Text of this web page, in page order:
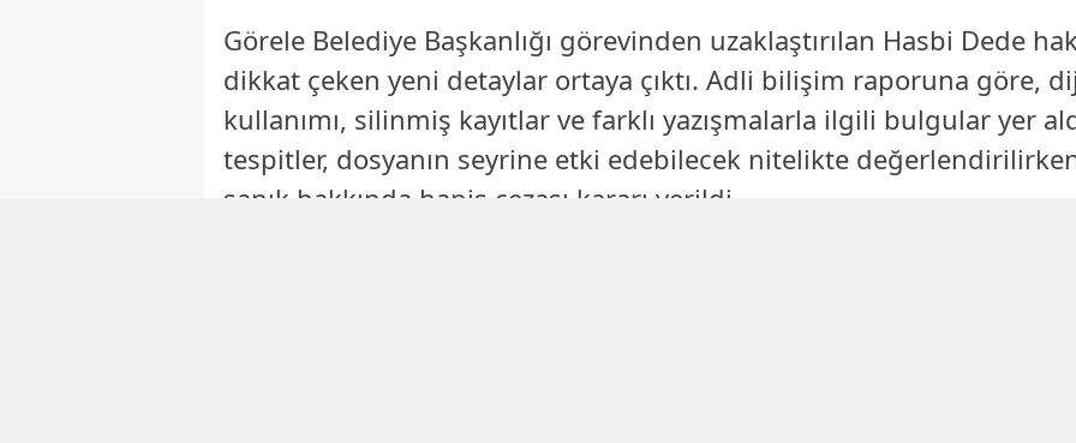
Görele Belediye Başkanlığı görevinden uzaklaştırılan Hasbi Dede
dikkat çeken yeni detaylar ortaya çıktı. Adli bilişim raporuna göre,
kullanımı, silinmiş kayıtlar ve farklı yazışmalarla ilgili bulgular yer
tespitler, dosyanın seyrine etki edebilecek nitelikte
sanık hakkında hapis cezası kararı verildi